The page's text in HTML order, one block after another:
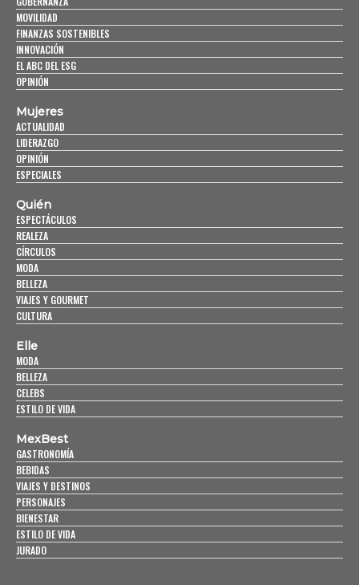
MOVILIDAD
FINANZAS SOSTENIBLES
INNOVACIÓN
EL ABC DEL ESG
OPINIÓN
Mujeres
ACTUALIDAD
LIDERAZGO
OPINIÓN
ESPECIALES
Quién
ESPECTÁCULOS
REALEZA
CÍRCULOS
MODA
BELLEZA
VIAJES Y GOURMET
CULTURA
Elle
MODA
BELLEZA
CELEBS
ESTILO DE VIDA
MexBest
GASTRONOMÍA
BEBIDAS
VIAJES Y DESTINOS
PERSONAJES
BIENESTAR
ESTILO DE VIDA
JURADO